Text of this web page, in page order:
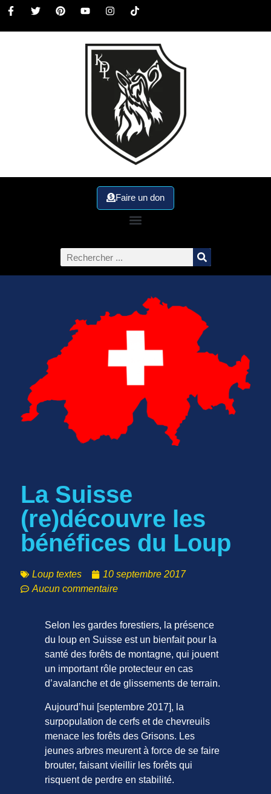
Faire un don
La Suisse
(re)découvre les
bénéfices du Loup
Loup textes
10 septembre 2017
Aucun commentaire
Selon les gardes forestiers, la présence
du loup en Suisse est un bienfait pour la
santé des forêts de montagne, qui jouent
un important rôle protecteur en cas
d’avalanche et de glissements de terrain.
Aujourd’hui [septembre 2017], la
surpopulation de cerfs et de chevreuils
menace les forêts des Grisons. Les
jeunes arbres meurent à force de se faire
brouter, faisant vieillir les forêts qui
risquent de perdre en stabilité.